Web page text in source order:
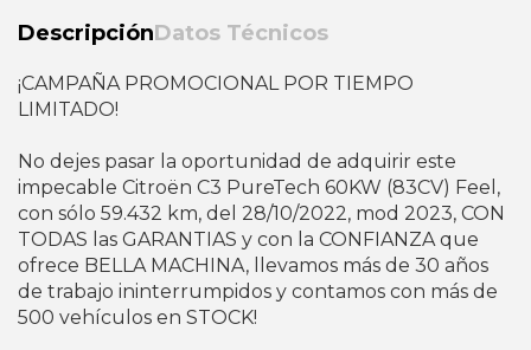
DescripciónDatos Técnicos
¡CAMPAÑA PROMOCIONAL POR TIEMPO
LIMITADO!
No dejes pasar la oportunidad de adquirir este
impecable Citroën C3 PureTech 60KW (83CV) Feel,
con sólo 59.432 km, del 28/10/2022, mod 2023, CON
TODAS las GARANTIAS y con la CONFIANZA que
ofrece BELLA MACHINA, llevamos más de 30 años
de trabajo ininterrumpidos y contamos con más de
500 vehículos en STOCK!